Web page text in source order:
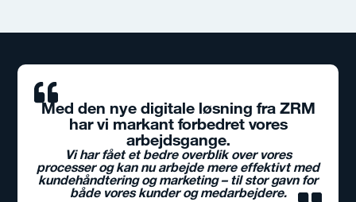
Med den nye digitale løsning fra ZRM
har vi markant forbedret vores
arbejdsgange.
Vi har fået et bedre overblik over vores
processer og kan nu arbejde mere effektivt med
kundehåndtering og marketing – til stor gavn for
både vores kunder og medarbejdere.